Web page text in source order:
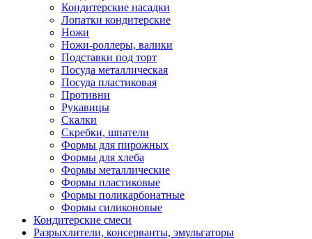
Кондитерские насадки
Лопатки кондитерские
Ножи
Ножи-роллеры, валики
Подставки под торт
Посуда металлическая
Посуда пластиковая
Противни
Рукавицы
Скалки
Скребки, шпатели
Формы для пирожных
Формы для хлеба
Формы металлические
Формы пластиковые
Формы поликарбонатные
Формы силиконовые
Кондитерские смеси
Разрыхлители, консерванты, эмульгаторы